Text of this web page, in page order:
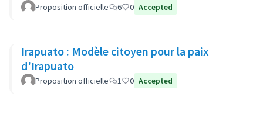
Proposition officielle 6 0 Accepted
Irapuato : Modèle citoyen pour la paix
d'Irapuato
Proposition officielle 1 0 Accepted